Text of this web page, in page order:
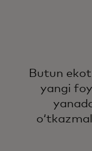
Butun
yangi